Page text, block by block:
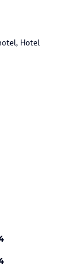
Hotel